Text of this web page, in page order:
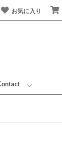
お気に入り